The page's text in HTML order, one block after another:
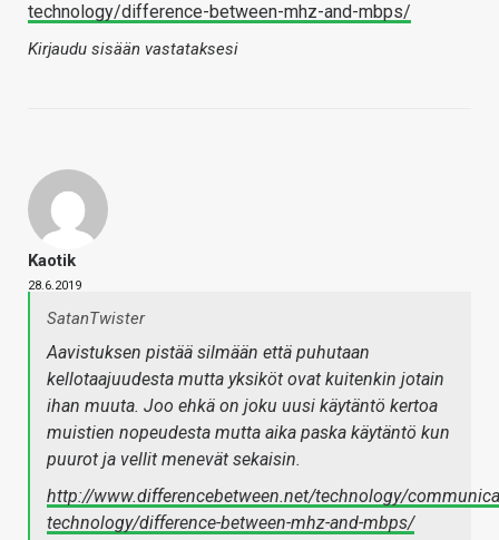
technology/difference-between-mhz-and-mbps/
Kirjaudu sisään vastataksesi
Kaotik
28.6.2019
SatanTwister
Aavistuksen pistää silmään että puhutaan
kellotaajuudesta mutta yksiköt ovat kuitenkin jotain
ihan muuta. Joo ehkä on joku uusi käytäntö kertoa
muistien nopeudesta mutta aika paska käytäntö kun
puurot ja vellit menevät sekaisin.
http://www.differencebetween.net/technology/
technology/difference-between-mhz-and-mbps/